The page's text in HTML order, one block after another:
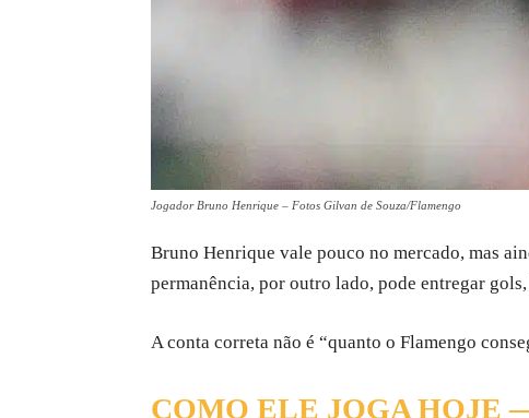
Jogador Bruno Henrique – Fotos Gilvan de Souza/Flamengo
Bruno Henrique vale pouco no mercado, mas
permanência, por outro lado, pode entregar
A conta correta não é “quanto o Flamengo
COMO ELE JOGA HOJE